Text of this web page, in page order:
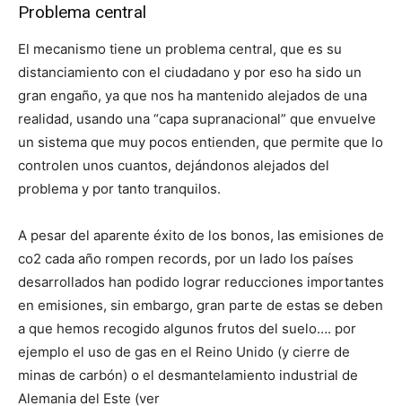
Problema central
El mecanismo tiene un problema central, que es su
distanciamiento con el ciudadano y por eso ha sido un
gran engaño, ya que nos ha mantenido alejados de una
realidad, usando una “capa supranacional” que envuelve
un sistema que muy pocos entienden, que permite que lo
controlen unos cuantos, dejándonos alejados del
problema y por tanto tranquilos.
A pesar del aparente éxito de los bonos, las emisiones de
co2 cada año rompen records, por un lado los países
desarrollados han podido lograr reducciones importantes
en emisiones, sin embargo, gran parte de estas se deben
a que hemos recogido algunos frutos del suelo…. por
ejemplo el uso de gas en el Reino Unido (y cierre de
minas de carbón) o el desmantelamiento industrial de
Alemania del Este (ver